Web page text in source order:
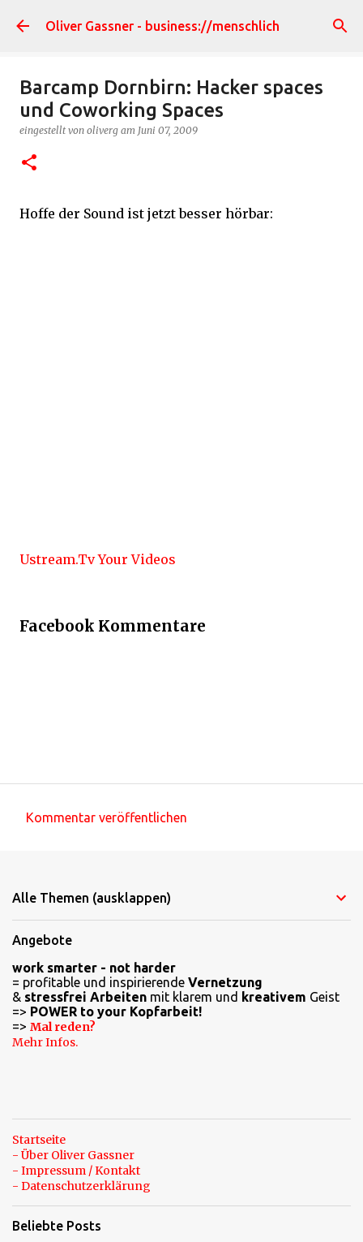
Direkt zum Hauptbereich
Oliver Gassner - business://menschlich
Barcamp Dornbirn: Hacker spaces
und Coworking Spaces
eingestellt von oliverg am Juni 07, 2009
Hoffe der Sound ist jetzt besser hörbar:
Ustream.Tv Your Videos
Facebook Kommentare
m
n
t
a
r
e
Kommentar veröffentlichen
Alle Themen (ausklappen)
Angebote
work smarter - not harder
= profitable und inspirierende Vernetzung
& stressfrei Arbeiten mit klarem und kreativem Geist
=> POWER to your Kopfarbeit!
=> Mal reden?
Mehr Infos.
Startseite
- Über Oliver Gassner
- Impressum / Kontakt
- Datenschutzerklärung
Beliebte Posts